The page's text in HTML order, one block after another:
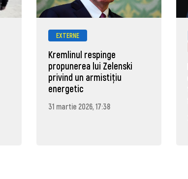
EXTERNE
Kremlinul respinge
propunerea lui Zelenski
privind un armistițiu
energetic
31 martie 2026, 17:38